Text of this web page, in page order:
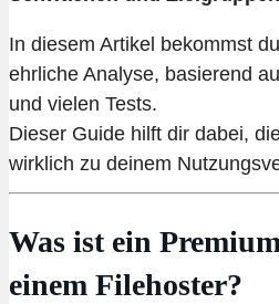
In diesem Artikel bekommst
ehrliche Analyse, basierend
und vielen Tests.
Dieser Guide hilft dir dabei,
wirklich zu deinem
Was ist ein
einem Filehoster?